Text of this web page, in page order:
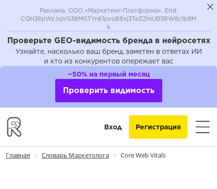
Проверьте GEO-видимость бренда в нейросетях
Узнайте, насколько ваш бренд заметен в ответах ИИ
и кто из конкурентов опережает вас
Реклама. ООО «Маркетинг-Платформа». Erid:
CQH36pWzJqVG38MGTYn61pxoB8xj3TeZZmUB5RW8c1b9M
k
−50% на первый месяц
Проверить видимость
Вход Регистрация
Главная Словарь Маркетолога Core Web Vitals